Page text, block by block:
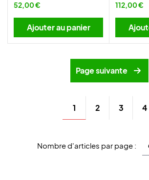
52,00 €
Ajouter au panier
112,00 €
Page suivante
1 2 3 4
Nombre d'articles par page :